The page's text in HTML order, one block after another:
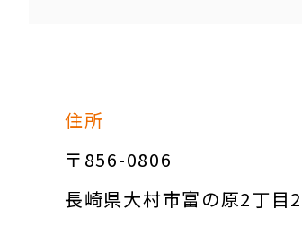
住所
〒856-0806
長崎県大村市富の原2丁目